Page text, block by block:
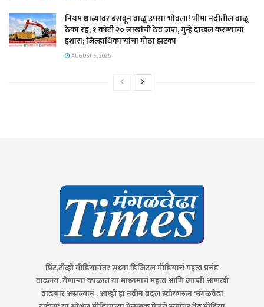
नियम धाब्यावर बसवून वाळू उपसा भोवला! भीमा नदीतील वाळू
ठेका रद्द; १ कोटी २० लाखांची ठेव जप्त, गुन्हे दाखल करण्याचा
इशारा; जिल्हाधिकाऱ्यांचा मोठा झटका
AUGUST 5, 2026
प्रिंट,टीव्ही मीडियानंतर सध्या डिजिटल मीडियाचं महत्व प्रचंड
वाढलंय. येणाऱ्या काळात या माध्यमाचं महत्व आणि व्याप्ती आणखी
वाढणार असल्यानं . आम्ही हा नवीन बदल स्वीकारून 'मंगळवेढा